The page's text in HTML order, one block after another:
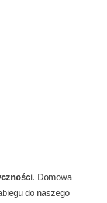
. Domowa
do naszego